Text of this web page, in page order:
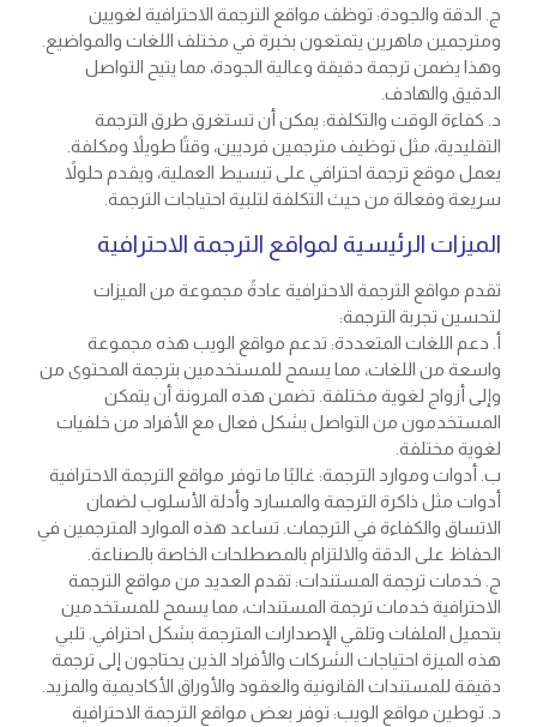
ج. الدقة والجودة: توظف مواقع الترجمة الاحترافية لغويين
ومترجمين ماهرين يتمتعون بخبرة في مختلف اللغات والمواضيع.
وهذا يضمن ترجمة دقيقة وعالية الجودة، مما يتيح التواصل
الدقيق والهادف.
د. كفاءة الوقت والتكلفة: يمكن أن تستغرق طرق الترجمة
التقليدية، مثل توظيف مترجمين فرديين، وقتًا طويلاً ومكلفة.
يعمل موقع ترجمة احترافي على تبسيط العملية، ويقدم حلولاً
سريعة وفعالة من حيث التكلفة لتلبية احتياجات الترجمة.
الميزات الرئيسية لمواقع الترجمة الاحترافية
تقدم مواقع الترجمة الاحترافية عادةً مجموعة من الميزات
لتحسين تجربة الترجمة:
أ. دعم اللغات المتعددة: تدعم مواقع الويب هذه مجموعة
واسعة من اللغات، مما يسمح للمستخدمين بترجمة المحتوى من
وإلى أزواج لغوية مختلفة. تضمن هذه المرونة أن يتمكن
المستخدمون من التواصل بشكل فعال مع الأفراد من خلفيات
لغوية مختلفة.
ب. أدوات وموارد الترجمة: غالبًا ما توفر مواقع الترجمة الاحترافية
أدوات مثل ذاكرة الترجمة والمسارد وأدلة الأسلوب لضمان
الاتساق والكفاءة في الترجمات. تساعد هذه الموارد المترجمين في
الحفاظ على الدقة والالتزام بالمصطلحات الخاصة بالصناعة.
ج. خدمات ترجمة المستندات: تقدم العديد من مواقع الترجمة
الاحترافية خدمات ترجمة المستندات، مما يسمح للمستخدمين
بتحميل الملفات وتلقي الإصدارات المترجمة بشكل احترافي. تلبي
هذه الميزة احتياجات الشركات والأفراد الذين يحتاجون إلى ترجمة
دقيقة للمستندات القانونية والعقود والأوراق الأكاديمية والمزيد.
د. توطين مواقع الويب: توفر بعض مواقع الترجمة الاحترافية